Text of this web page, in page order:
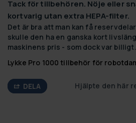
Tack för tillbehören. Nöje eller
kortvarig utan extra HEPA-filter.
Det är bra att man kan få
skulle den ha en ganska kort
maskinens pris - som dock var
Lykke Pro 1000 tillbehör för
DELA Hjälpte den här